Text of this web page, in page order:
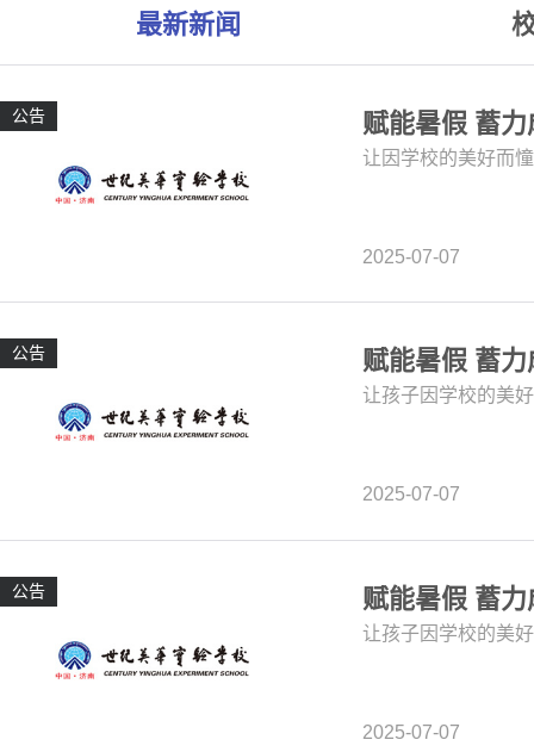
最新新闻
公告 赋能暑假 蓄
让因学校的美好而
2025-07-07
公告 赋能暑假 蓄
让孩子因学校的美
2025-07-07
公告 赋能暑假 蓄
让孩子因学校的美
2025-07-07